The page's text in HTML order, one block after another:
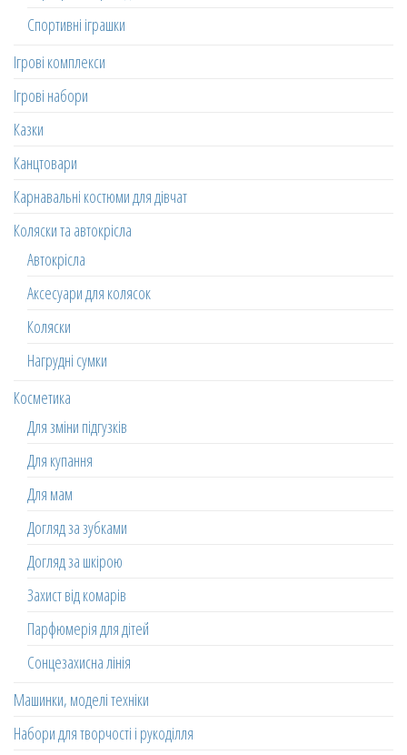
Спортивні іграшки
Ігрові комплекси
Ігрові набори
Казки
Канцтовари
Карнавальні костюми для дівчат
Коляски та автокрісла
Автокрісла
Аксесуари для колясок
Коляски
Нагрудні сумки
Косметика
Для зміни підгузків
Для купання
Для мам
Догляд за зубками
Догляд за шкірою
Захист від комарів
Парфюмерія для дітей
Сонцезахисна лінія
Машинки, моделі техніки
Набори для творчості і рукоділля